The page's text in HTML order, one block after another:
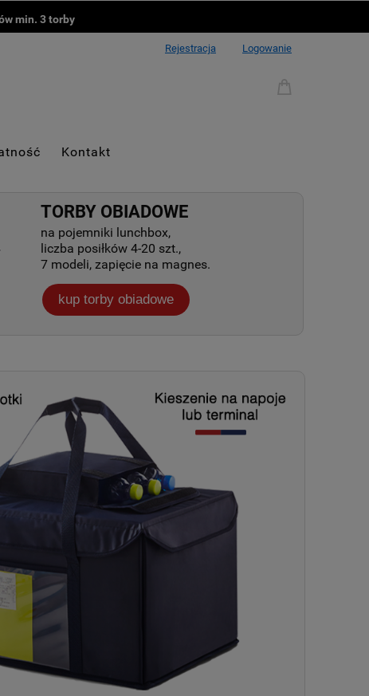
Rejestracja Logowanie
Kontakt
min. 3 torby
TORBY OBIADOWE
na pojemniki lunchbox,
liczba posiłków 4-20 szt.,
7 modeli, zapięcie na magnes.
kup torby obiadowe